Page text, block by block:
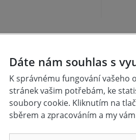
a konstrukcí z různých druhů
Dáte nám souhlas s
K správnému fungování vašeho
stránek vašim potřebám, ke
soubory cookie. Kliknutím na
sběrem a zpracováním a my